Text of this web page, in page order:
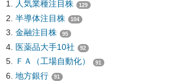
人気業種注目株 129
半導体注目株 104
金融注目株 95
医薬品大手10社 92
ＦＡ（工場自動化） 91
地方銀行 91